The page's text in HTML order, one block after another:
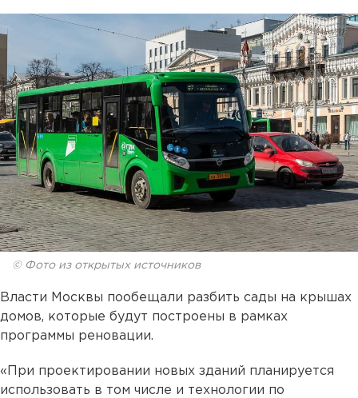
© Фото из открытых источников
Власти Москвы пообещали разбить сады на крышах
домов, которые будут построены в рамках
программы реновации.
«При проектировании новых зданий планируется
использовать в том числе и технологии по